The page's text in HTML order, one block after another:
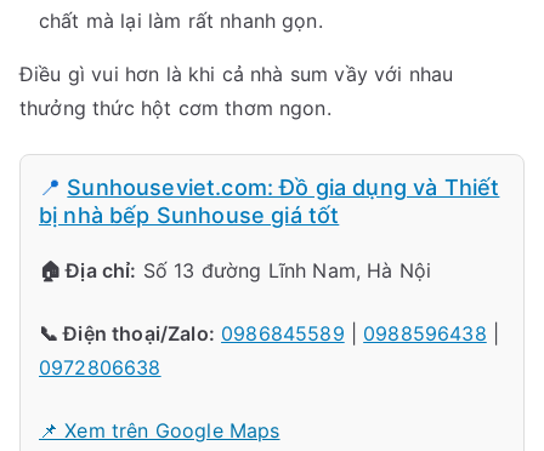
chất mà lại làm rất nhanh gọn.
Điều gì vui hơn là khi cả nhà sum vầy với nhau
thưởng thức hột cơm thơm ngon.
📍 Sunhouseviet.com: Đồ gia dụng và Thiết
bị nhà bếp Sunhouse giá tốt
🏠 Địa chỉ: Số 13 đường Lĩnh Nam, Hà Nội
📞 Điện thoại/Zalo: 0986845589 0988596438
0972806638
📌 Xem trên Google Maps